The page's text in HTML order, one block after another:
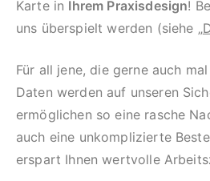
Karte in Ihrem Praxisdesign!
uns überspielt werden (siehe „
Für all jene, die gerne auch
Daten werden auf unseren
ermöglichen so eine rasche
auch eine unkomplizierte
erspart Ihnen wertvolle